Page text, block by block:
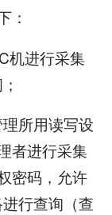
：
机进行采集
所用读写设
者进行采集
密码，允许
行查询（查